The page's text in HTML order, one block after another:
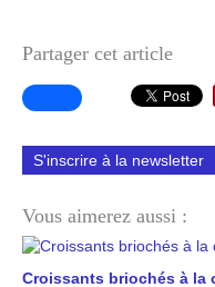
Partager cet article
S'inscrire à la newsletter
Vous aimerez aussi :
Croissants briochés à la